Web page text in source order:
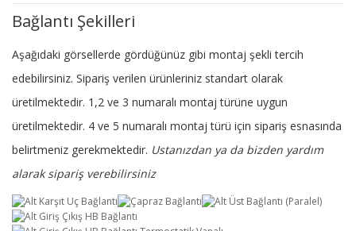
Bağlantı Şekilleri
Aşağıdaki görsellerde gördüğünüz gibi montaj şekli tercih
edebilirsiniz. Sipariş verilen ürünleriniz standart olarak
üretilmektedir. 1,2 ve 3 numaralı montaj türüne uygun
üretilmektedir. 4 ve 5 numaralı montaj türü için sipariş esnasında
belirtmeniz gerekmektedir. Ustanızdan ya da bizden yardım
alarak sipariş verebilirsiniz